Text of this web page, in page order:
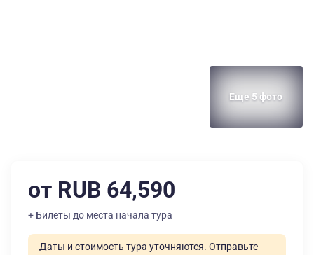
Еще 5 фото
от RUB 64,590
+ Билеты до места начала тура
Даты и стоимость тура уточняются. Отправьте